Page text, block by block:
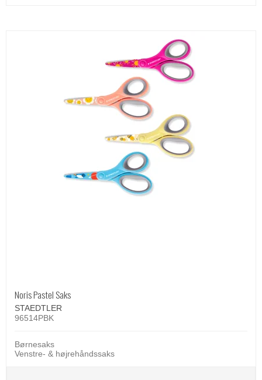
Noris Pastel Saks
STAEDTLER
96514PBK
Børnesaks
Venstre- & højrehåndssaks